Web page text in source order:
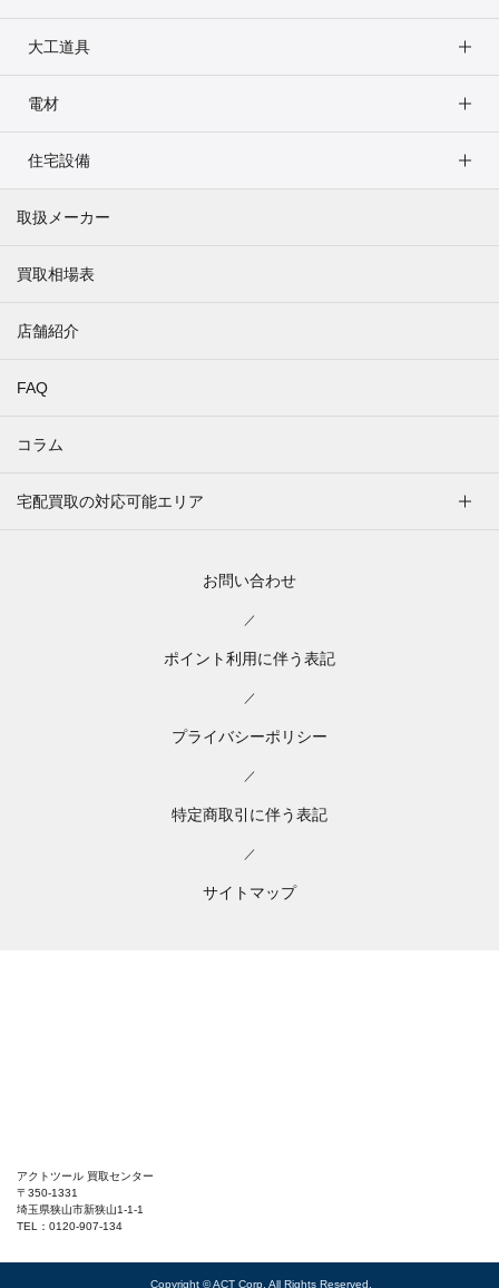
大工道具
電材
住宅設備
取扱メーカー
買取相場表
店舗紹介
FAQ
コラム
宅配買取の対応可能エリア
お問い合わせ
／
ポイント利用に伴う表記
／
プライバシーポリシー
／
特定商取引に伴う表記
／
サイトマップ
アクトツール 買取センター
〒350-1331
埼玉県狭山市新狭山1-1-1
TEL：0120-907-134
Copyright © ACT Corp. All Rights Reserved.